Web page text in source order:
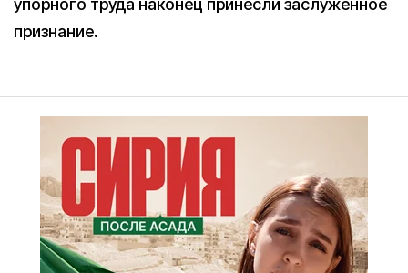
упорного труда наконец принесли заслуженное
признание.